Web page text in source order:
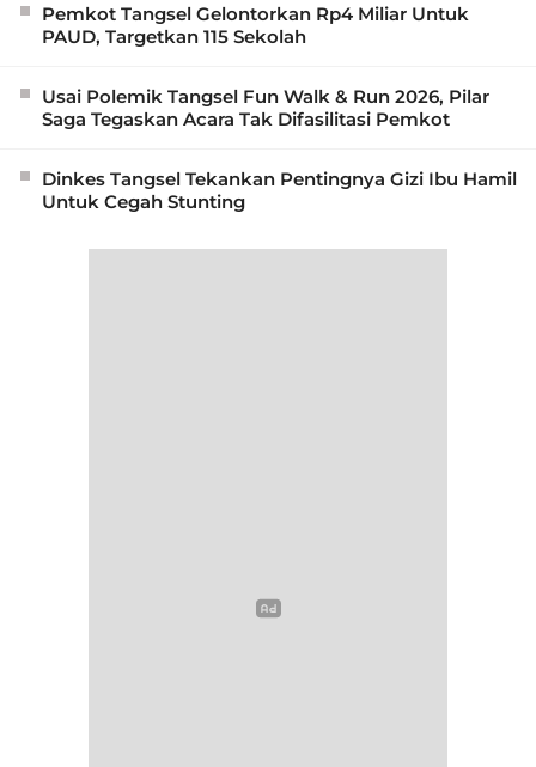
Pemkot Tangsel Gelontorkan Rp4 Miliar Untuk
PAUD, Targetkan 115 Sekolah
Usai Polemik Tangsel Fun Walk & Run 2026, Pilar
Saga Tegaskan Acara Tak Difasilitasi Pemkot
Dinkes Tangsel Tekankan Pentingnya Gizi Ibu Hamil
Untuk Cegah Stunting